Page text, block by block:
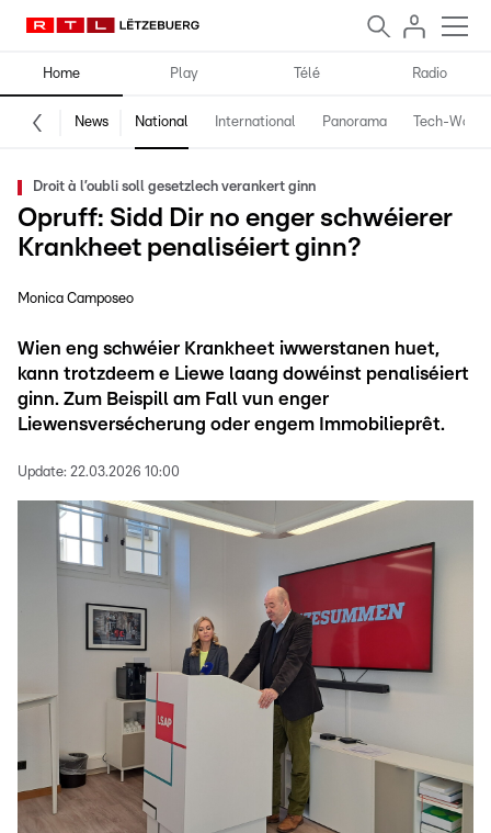
Home Play Télé Radio
News National International Panorama Tech-World
Droit à l’oubli soll gesetzlech verankert ginn
Opruff: Sidd Dir no enger schwéierer
Krankheet penaliséiert ginn?
Monica Camposeo
Wien eng schwéier Krankheet iwwerstanen huet,
kann trotzdeem e Liewe laang dowéinst penaliséiert
ginn. Zum Beispill am Fall vun enger
Liewensversécherung oder engem Immobilieprêt.
Update: 22.03.2026 10:00